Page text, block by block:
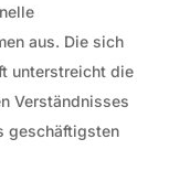
aus. Die sich
unterstreicht die
Verständnisses
geschäftigsten